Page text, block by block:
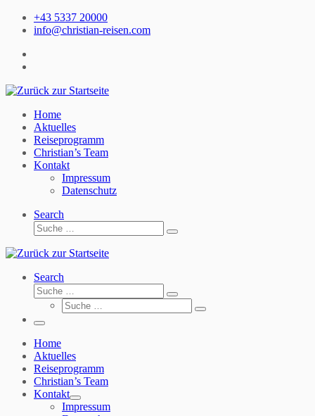
Zum
Inhalt
+43 5337 20000
info@christian-reisen.com
Home
Aktuelles
Reiseprogramm
Christian’s Team
Kontakt
Impressum
Datenschutz
Search
Suche
Suche
Search
Suche
Suche
Suche
Suche
Menü
Home
Aktuelles
Reiseprogramm
Christian’s Team
Kontakt
Impressum